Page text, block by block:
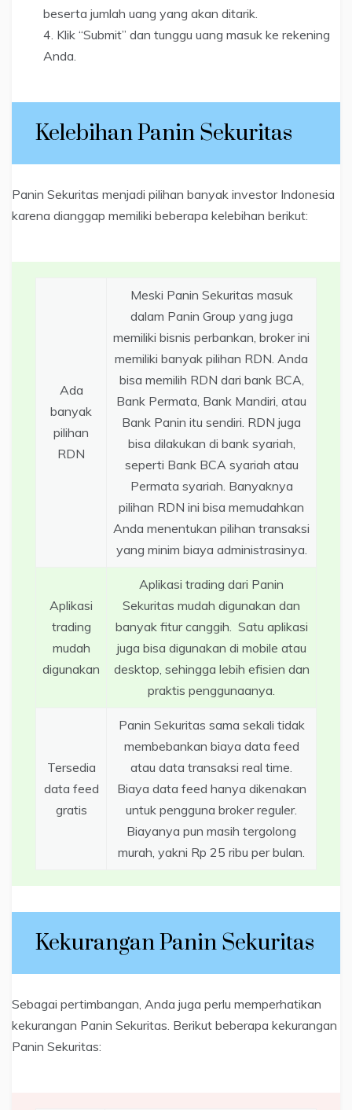
beserta jumlah uang yang akan ditarik.
Klik “Submit” dan tunggu uang masuk ke rekening
Anda.
Kelebihan Panin Sekuritas
Panin Sekuritas menjadi pilihan banyak investor Indonesia
karena dianggap memiliki beberapa kelebihan berikut:
Ada
banyak
pilihan
RDN
Meski Panin Sekuritas masuk
dalam Panin Group yang juga
memiliki bisnis perbankan, broker ini
memiliki banyak pilihan RDN. Anda
bisa memilih RDN dari bank BCA,
Bank Permata, Bank Mandiri, atau
Bank Panin itu sendiri. RDN juga
bisa dilakukan di bank syariah,
seperti Bank BCA syariah atau
Permata syariah. Banyaknya
pilihan RDN ini bisa memudahkan
Anda menentukan pilihan transaksi
yang minim biaya administrasinya.
Aplikasi
trading
mudah
digunakan
Aplikasi trading dari Panin
Sekuritas mudah digunakan dan
banyak fitur canggih. Satu aplikasi
juga bisa digunakan di mobile atau
desktop, sehingga lebih efisien dan
praktis penggunaanya.
Tersedia
data feed
gratis
Panin Sekuritas sama sekali tidak
membebankan biaya data feed
atau data transaksi real time.
Biaya data feed hanya dikenakan
untuk pengguna broker reguler.
Biayanya pun masih tergolong
murah, yakni Rp 25 ribu per bulan.
Kekurangan Panin Sekuritas
Sebagai pertimbangan, Anda juga perlu memperhatikan
kekurangan Panin Sekuritas. Berikut beberapa kekurangan
Panin Sekuritas: